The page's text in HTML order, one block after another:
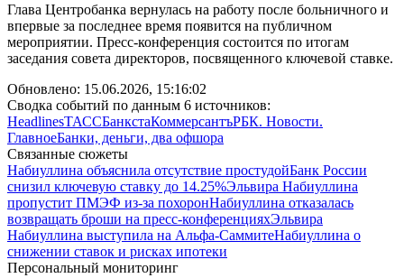
Глава Центробанка вернулась на работу после больничного и
впервые за последнее время появится на публичном
мероприятии. Пресс-конференция состоится по итогам
заседания совета директоров, посвященного ключевой ставке.
Обновлено: 15.06.2026, 15:16:02
Сводка событий по данным 6 источников:
HeadlinesТАССБанкстаКоммерсантъРБК. Новости.
ГлавноеБанки, деньги, два офшора
Связанные сюжеты
Набиуллина объяснила отсутствие простудойБанк России
снизил ключевую ставку до 14.25%Эльвира Набиуллина
пропустит ПМЭФ из-за похоронНабиуллина отказалась
возвращать броши на пресс-конференцияхЭльвира
Набиуллина выступила на Альфа-СаммитеНабиуллина о
снижении ставок и рисках ипотеки
Персональный мониторинг